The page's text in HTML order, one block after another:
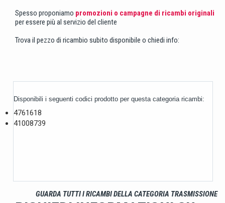
Spesso proponiamo promozioni o campagne di ricambi originali
per essere più al servizio del cliente
Trova il pezzo di ricambio subito disponibile o chiedi info:
Disponibili i seguenti codici prodotto per questa categoria ricambi:
4761618
41008739
GUARDA TUTTI I RICAMBI DELLA CATEGORIA TRASMISSIONE